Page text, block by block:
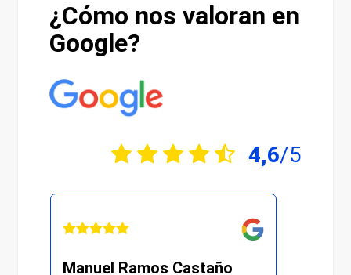
¿Cómo nos valoran en
Google?
4,6/5
Manuel Ramos Castaño